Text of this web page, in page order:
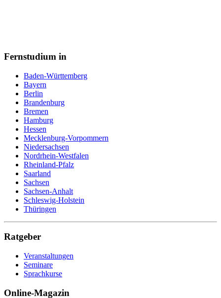
Fernstudium in
Baden-Württemberg
Bayern
Berlin
Brandenburg
Bremen
Hamburg
Hessen
Mecklenburg-Vorpommern
Niedersachsen
Nordrhein-Westfalen
Rheinland-Pfalz
Saarland
Sachsen
Sachsen-Anhalt
Schleswig-Holstein
Thüringen
Ratgeber
Veranstaltungen
Seminare
Sprachkurse
Online-Magazin